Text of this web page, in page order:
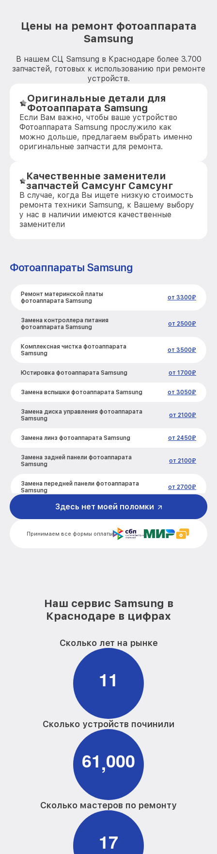
Цены на ремонт фотоаппарата
Samsung
В нашем СЦ Samsung в Краснодаре более 3.700
запчастей, готовых к использованию при ремонте
устройств.
Оригинальные детали для
Фотоаппарата Samsung
Если Вам важно, чтобы ваше устройство
Фотоаппарата Samsung прослужило как
можно дольше, предлагаем выбрать именно
оригинальные запчасти для ремонта.
Качественные заменители
запчастей Самсунг Самсунг
В случае, когда Вы ищете низкую стоимость
ремонта техники Samsung, к Вашему выбору
у нас в наличии имеются качественные
заменители
Фотоаппараты Samsung
Ремонт материнской платы
фотоаппарата Samsung
от 3300₽
Замена контроллера питания
фотоаппарата Samsung
от 2500₽
Комплексная чистка фотоаппарата
Samsung
от 3500₽
Юстировка фотоаппарата Samsung от 1700₽
Замена вспышки фотоаппарата Samsung от 3050₽
Замена диска управления фотоаппарата
Samsung
от 2100₽
Замена линз фотоаппарата Samsung от 2450₽
Замена задней панели фотоаппарата
Samsung
от 2100₽
Замена передней панели фотоаппарата
Samsung
от 2700₽
Замена устройства стабилизации
Замена фокусировочного экрана
от 2700₽
Замена CCD/CMOS матрицы
фотоаппарата Samsung
Замена материнской платы
фотоаппарата Samsung
Замена платы отсека карты памяти
фотоаппарата Samsung
Устранение битых пикселей на
CCD/CMOS матрице фотоаппарата
Samsung
Чистка CCD/CMOS матрицы
фотоаппарата Samsung
Замена байонета фотоаппарата
Замена кнопки включения фотоаппарата
Замена микрофона фотоаппарата
Замена аккумулятора фотоаппарата
Принимаем все формы оплаты
Здесь нет моей поломки
Наш сервис Samsung в
Краснодаре в цифрах
Сколько лет на рынке
11
Сколько устройств починили
61,000
Сколько мастеров по ремонту
17